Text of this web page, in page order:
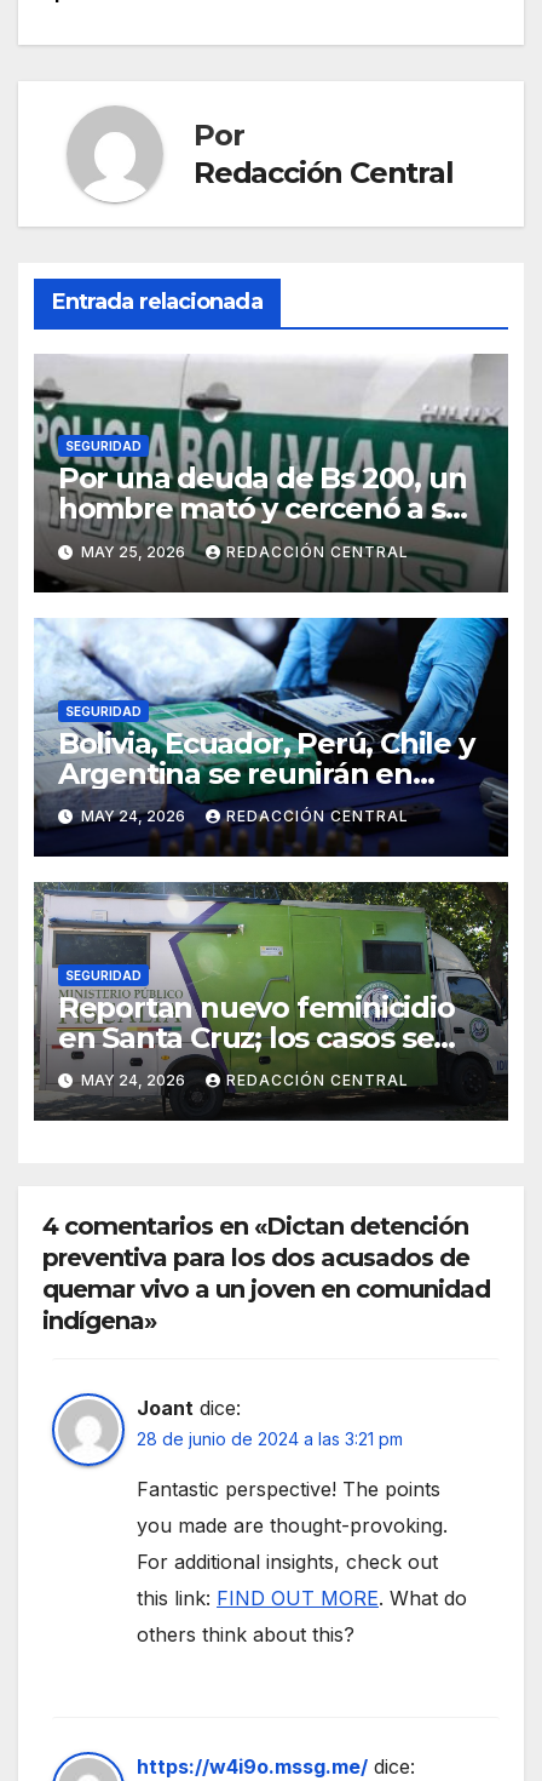
Por
Redacción Central
Entrada relacionada
SEGURIDAD
Por una deuda de Bs 200, un
hombre mató y cercenó a su
víctima en la zona Sur de La
Paz
MAY 25, 2026 REDACCIÓN CENTRAL
SEGURIDAD
Bolivia, Ecuador, Perú, Chile y
Argentina se reunirán en
Santiago contra la
delincuencia organizada
transnacional
MAY 24, 2026 REDACCIÓN CENTRAL
SEGURIDAD
Reportan nuevo feminicidio
en Santa Cruz; los casos se
elevan a 33 en el país
MAY 24, 2026 REDACCIÓN CENTRAL
4 comentarios en «Dictan detención
preventiva para los dos acusados de
quemar vivo a un joven en comunidad
indígena»
Joant dice:
28 de junio de 2024 a las 3:21 pm
Fantastic perspective! The points
you made are thought-provoking.
For additional insights, check out
this link: FIND OUT MORE. What do
others think about this?
https://w4i9o.mssg.me/ dice: